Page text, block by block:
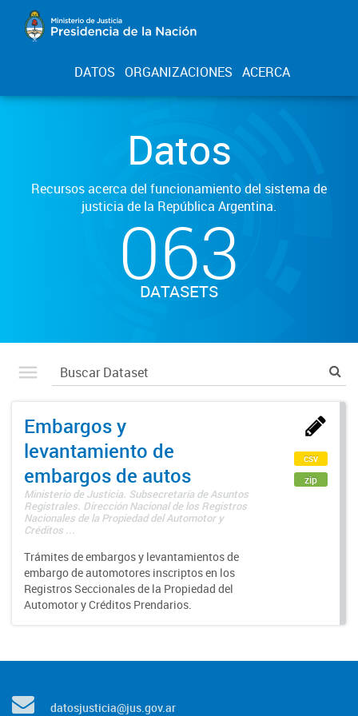
DATOS ORGANIZACIONES ACERCA
Datos
Recursos acerca del funcionamiento del sistema de
justicia de la República Argentina.
063
DATASETS
Embargos y
levantamiento de
embargos de autos
Ministerio de Justicia. Subsecretaría de Asuntos
Registrales. Dirección Nacional de los Registros
Nacionales de la Propiedad del Automotor y
Créditos ...
Trámites de embargos y levantamientos de
embargo de automotores inscriptos en los
Registros Seccionales de la Propiedad del
Automotor y Créditos Prendarios.
csv
zip
datosjusticia@jus.gov.ar